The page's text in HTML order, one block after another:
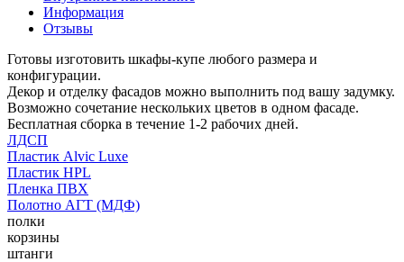
Информация
Отзывы
Готовы изготовить шкафы-купе любого размера и
конфигурации.
Декор и отделку фасадов можно выполнить под вашу задумку.
Возможно сочетание нескольких цветов в одном фасаде.
Бесплатная сборка в течение 1-2 рабочих дней.
ЛДСП
Пластик Alvic Luxe
Пластик HPL
Пленка ПВХ
Полотно АГТ (МДФ)
полки
корзины
штанги